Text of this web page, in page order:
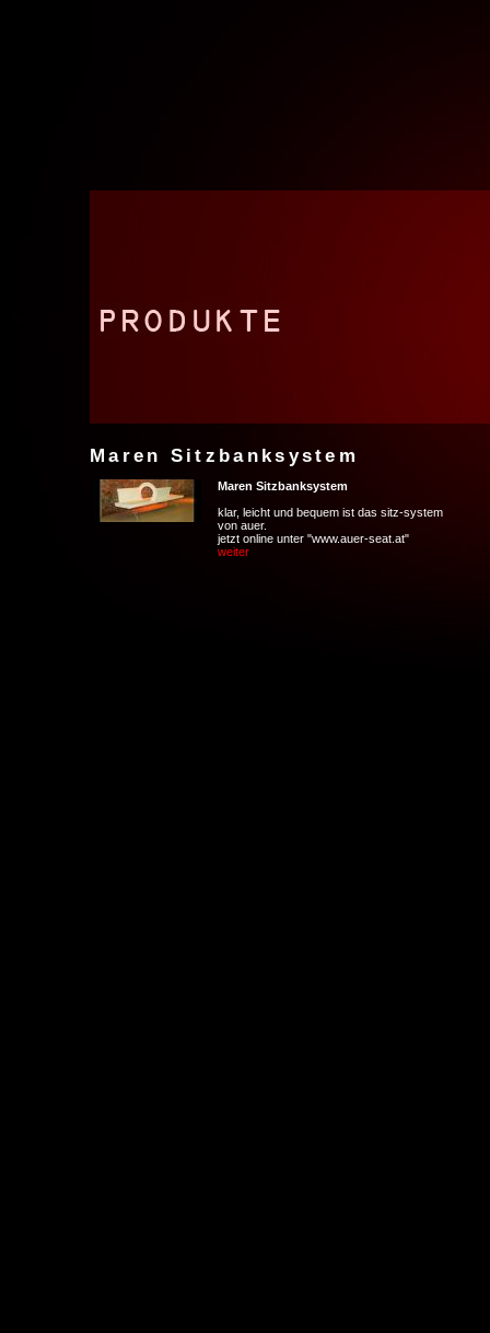
Maren Sitzbanksystem
Maren Sitzbanksystem
klar, leicht und bequem ist das sitz-system
von auer.
jetzt online unter "www.auer-seat.at"
weiter